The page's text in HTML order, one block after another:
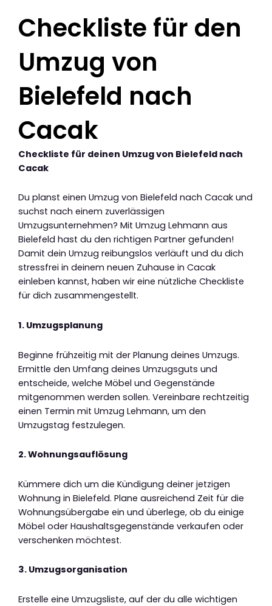
Checkliste für den
Umzug von
Bielefeld nach
Cacak
Checkliste für deinen Umzug von Bielefeld nach
Cacak
Du planst einen Umzug von Bielefeld nach Cacak und
suchst nach einem zuverlässigen
Umzugsunternehmen? Mit Umzug Lehmann aus
Bielefeld hast du den richtigen Partner gefunden!
Damit dein Umzug reibungslos verläuft und du dich
stressfrei in deinem neuen Zuhause in Cacak
einleben kannst, haben wir eine nützliche Checkliste
für dich zusammengestellt.
1. Umzugsplanung
Beginne frühzeitig mit der Planung deines Umzugs.
Ermittle den Umfang deines Umzugsguts und
entscheide, welche Möbel und Gegenstände
mitgenommen werden sollen. Vereinbare rechtzeitig
einen Termin mit Umzug Lehmann, um den
Umzugstag festzulegen.
2. Wohnungsauflösung
Kümmere dich um die Kündigung deiner jetzigen
Wohnung in Bielefeld. Plane ausreichend Zeit für die
Wohnungsübergabe ein und überlege, ob du einige
Möbel oder Haushaltsgegenstände verkaufen oder
verschenken möchtest.
3. Umzugsorganisation
Erstelle eine Umzugsliste, auf der du alle wichtigen